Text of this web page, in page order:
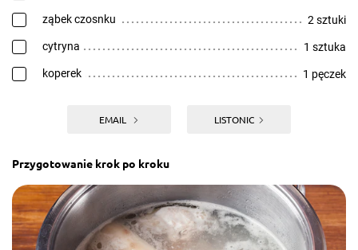
ząbek czosnku 2 sztuki
cytryna 1 sztuka
koperek 1 pęczek
EMAIL LISTONIC
Przygotowanie krok po kroku